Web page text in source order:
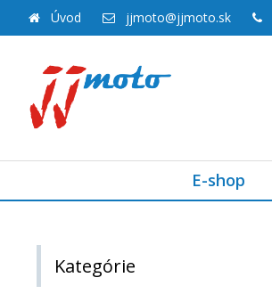
Úvod jjmoto@jjmoto.sk
E-shop
Kategórie